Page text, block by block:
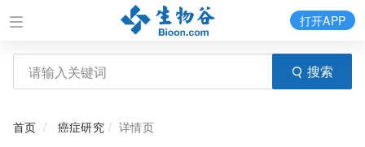
搜索
打开APP
首页 癌症研究 详情页